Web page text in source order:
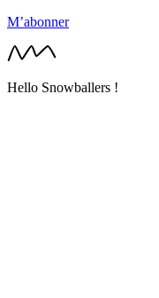
M’abonner
Hello Snowballers !